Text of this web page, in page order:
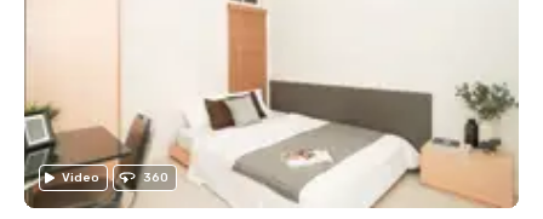
Video 360